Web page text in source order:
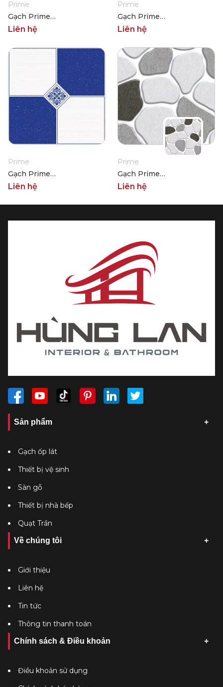
Prime
Gạch Prime
06.300300.02724
Liên hệ
Prime
Gạch Prime
06.300300.02726
Liên hệ
Prime
Gạch Prime
06.300300.02727
Liên hệ
Prime
Gạch Prime
06.300300.09197
Liên hệ
Sản phẩm
Gạch ốp lát
Thiết bị vệ sinh
Sàn gỗ
Thiết bị nhà bếp
Quạt Trần
Về chúng tôi
Giới thiệu
Liên hệ
Tin tức
Thông tin thanh toán
Chính sách & Điều khoản
Điều khoản sử dụng